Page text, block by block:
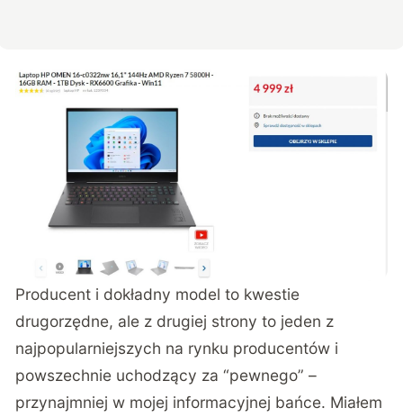
Producent i dokładny model to kwestie
drugorzędne, ale z drugiej strony to jeden z
najpopularniejszych na rynku producentów i
powszechnie uchodzący za “pewnego” –
przynajmniej w mojej informacyjnej bańce. Miałem